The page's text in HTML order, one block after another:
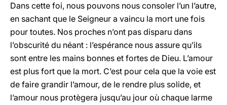
Dans cette foi, nous pouvons nous consoler l’un l’autre,
en sachant que le Seigneur a vaincu la mort une fois
pour toutes. Nos proches n’ont pas disparu dans
l’obscurité du néant : l’espérance nous assure qu’ils
sont entre les mains bonnes et fortes de Dieu. L’amour
est plus fort que la mort. C’est pour cela que la voie est
de faire grandir l’amour, de le rendre plus solide, et
l’amour nous protègera jusqu’au jour où chaque larme